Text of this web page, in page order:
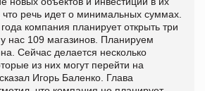
что речь идет о минимальных суммах.
компания планирует открыть три
нас 109 магазинов. Планируем
Сейчас делается несколько
из них могут перейти на
Игорь Баленко. Глава